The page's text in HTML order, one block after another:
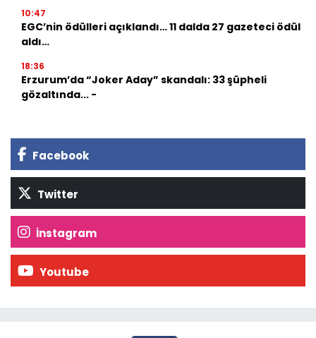
10:47
EGC’nin ödülleri açıklandı… 11 dalda 27 gazeteci ödül
aldı…
18:36
Erzurum’da “Joker Aday” skandalı: 33 şüpheli
gözaltında... -
Facebook
Twitter
İnstagram
Youtube